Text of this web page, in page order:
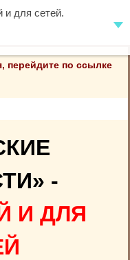
и для сетей.
перейдите по ссылке
-
И ДЛЯ